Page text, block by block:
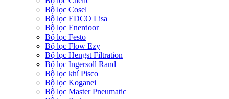
Bộ lọc Cosel
Bộ lọc EDCO Lisa
Bộ lọc Enerdoor
Bộ lọc Festo
Bộ lọc Flow Ezy
Bộ lọc Hengst Filtration
Bộ lọc Ingersoll Rand
Bộ lọc khí Pisco
Bộ lọc Koganei
Bộ lọc Master Pneumatic